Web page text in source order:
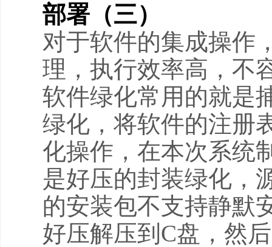
部署（三）
对于软件的集成操作
理，执行效率高，不
软件绿化常用的就是
绿化，将软件的注册
化操作，在本次系统
是好压的封装绿化，
的安装包不支持静默
好压解压到C盘，然